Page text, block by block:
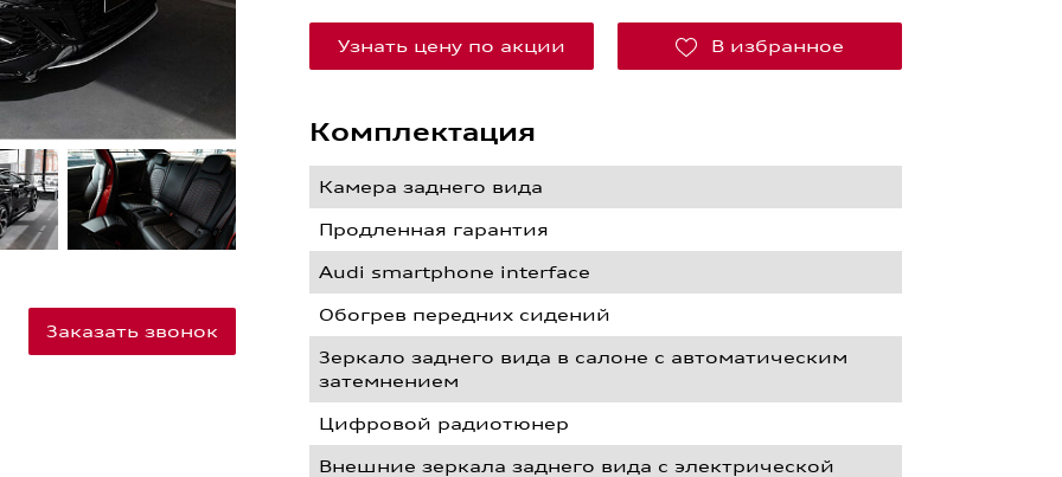
Заказать звонок
Узнать цену по акции В избранное
Комплектация
Камера заднего вида
Продленная гарантия
Audi smartphone interface
Обогрев передних сидений
Зеркало заднего вида в салоне с автоматическим
затемнением
Цифровой радиотюнер
Внешние зеркала заднего вида с электрической